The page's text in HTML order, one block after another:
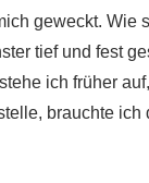
geweckt. Wie
tief und fest
ich früher
brauchte ich